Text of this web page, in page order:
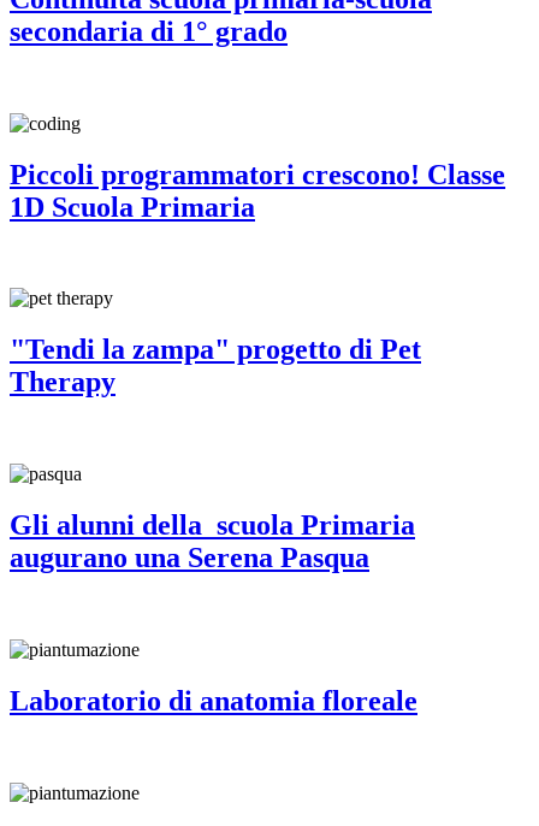
secondaria di 1° grado
Piccoli programmatori crescono! Classe
1D Scuola Primaria
"Tendi la zampa" progetto di Pet
Therapy
Gli alunni della scuola Primaria
augurano una Serena Pasqua
Laboratorio di anatomia floreale